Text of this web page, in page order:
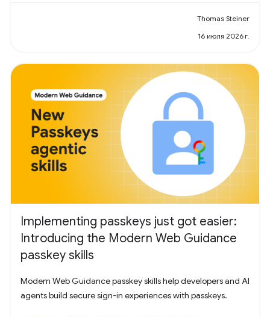
Thomas Steiner
16 июля 2026 г.
Implementing passkeys just got easier:
Introducing the Modern Web Guidance
passkey skills
Modern Web Guidance passkey skills help developers and AI
agents build secure sign-in experiences with passkeys.